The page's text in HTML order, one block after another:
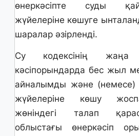
өнеркәсіпте суды
жүйелеріне көшуге
шаралар әзірленді.
Су кодексінің жаңа
кәсіпорындарда бес жыл
айналымды және (немесе)
жүйелеріне көшу
жөніндегі талап
облыстағы өнеркәсіп